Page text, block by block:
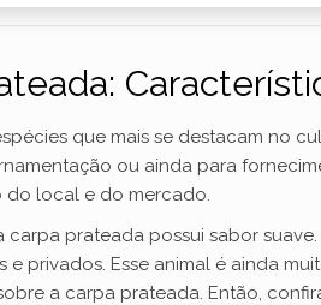
que mais se destacam no
ou ainda para
do local e do mercado.
carpa prateada possui sabor
privados. Esse animal é ainda
a carpa prateada. Então,